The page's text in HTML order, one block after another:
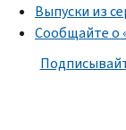
Выпуски из
Сообщайте о